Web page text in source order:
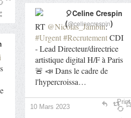
RT @Nicolas_Jambin:
#Urgent#RecrutementCDI
- Lead Directeur/directrice
artistique digital H/F à Paris
🚨 📣 Dans le cadre de
l'hypercroissa…
🎈Celine Crespin
(@celinecrespin)
10 Mars 2023
Print